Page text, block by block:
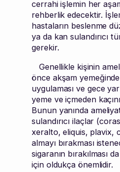
cerrahi işlemin her
rehberlik edecektir.
hastaların beslenme
ya da kan sulandırıcı
gerekir.
Genellikle kişinin
önce akşam
uygulaması ve gece
yeme ve içmeden
Bunun yanında
sulandırıcı ilaçlar
xeralto, eliquis, plavix,
almayı bırakması
sigaranın bırakılması
için oldukça önemlidir.